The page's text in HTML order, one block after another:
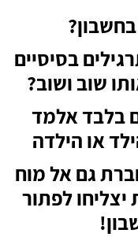
בסיסיים
שוב ושוב?
בלבד אלמד
או הילדה
גם אל מוח
לפתור